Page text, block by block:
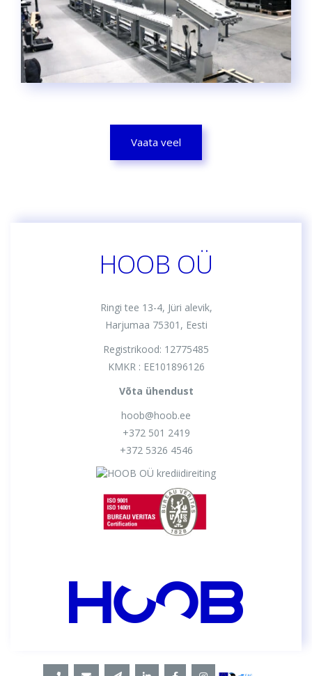
Vaata veel
HOOB OÜ
Ringi tee 13-4, Jüri alevik,
Harjumaa 75301, Eesti
Registrikood: 12775485
KMKR : EE101896126
Võta ühendust
hoob@hoob.ee
+372 501 2419
+372 5326 4546